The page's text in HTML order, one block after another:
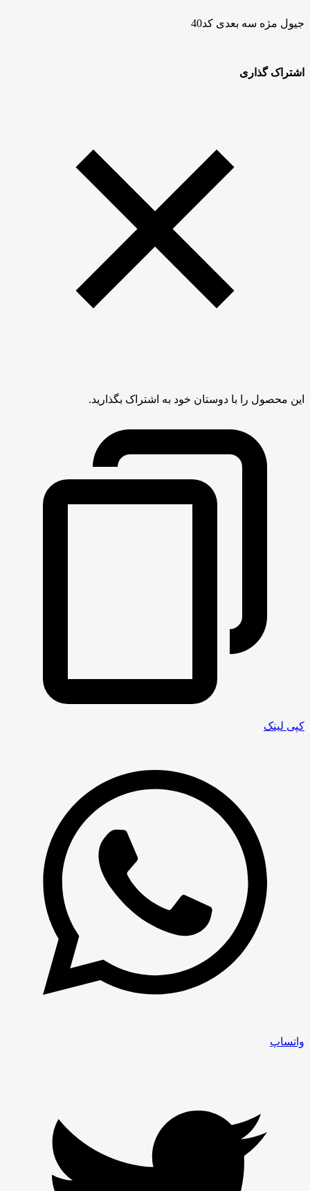
جیول مژه سه بعدی کد40
اشتراک گذاری
این محصول را با دوستان خود به اشتراک بگذارید.
کپی لینک
واتساپ